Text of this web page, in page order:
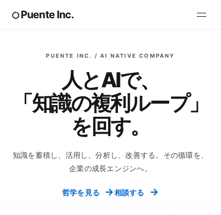
Puente Inc.
PUENTE INC. / AI NATIVE COMPANY
人とAIで、
「知識の複利ループ」
を回す。
知識を蓄積し、活用し、分析し、改善する。 その循環を、
企業の成長エンジンへ。
哲学を見る →相談する →